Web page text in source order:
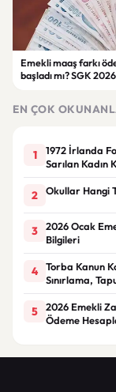
Emekli maaş farkı
başladı mı? SGK
EN ÇOK
1
1972 İrlanda
Sarılan Kadın
2 Okullar Hangi
3
2026 Ocak
Bilgileri
4
Torba Kanun
Sınırlama,
5
2026 Emekli
Ödeme